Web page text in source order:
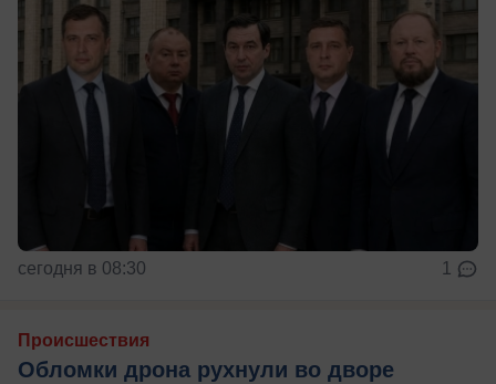
сегодня в 08:30 1
Происшествия
Обломки дрона рухнули во дворе